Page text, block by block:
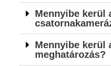
Mennyibe kerül
Mennyibe kerül
meghatározás?